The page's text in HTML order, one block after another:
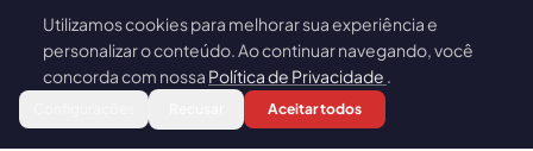
Com grupos de no máximo 8 pessoas e guia brasileiro,
o tour ao MIM e Teleférico é conduzido de forma
personalizada e sem pressa. O guia acompanha a visita
ao museu, explica as experiências mais interessantes e
Utilizamos cookies para melhorar sua experiência e
personalizar o conteúdo. Ao continuar navegando, você
concorda com nossa Política de Privacidade .
Aceitar todos